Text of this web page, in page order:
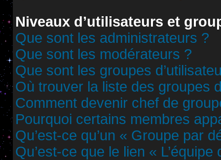
Niveaux d’utilisateurs et
Que sont les administrateurs ?
Que sont les modérateurs ?
Que sont les groupes
Où trouver la liste des groupes
Comment devenir chef de
Pourquoi certains membres
Qu’est-ce qu’un « Groupe par
Qu’est-ce que le lien «